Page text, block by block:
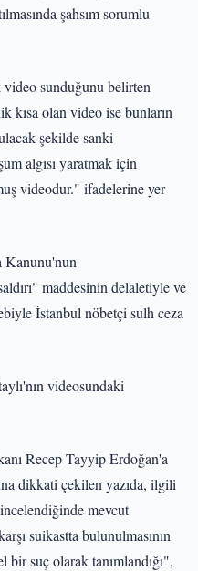
şahsım sorumlu
video sunduğunu belirten
kısa olan video ise bunların
şekilde sanki
algısı yaratmak için
videodur." ifadelerine yer
Kanunu'nun
maddesinin delaletiyle ve
İstanbul nöbetçi sulh ceza
videosundaki
Recep Tayyip Erdoğan'a
dikkati çekilen yazıda, ilgili
mevcut
suikastta bulunulmasının
bir suç olarak tanımlandığı",